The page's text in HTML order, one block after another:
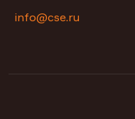
info@cse.ru